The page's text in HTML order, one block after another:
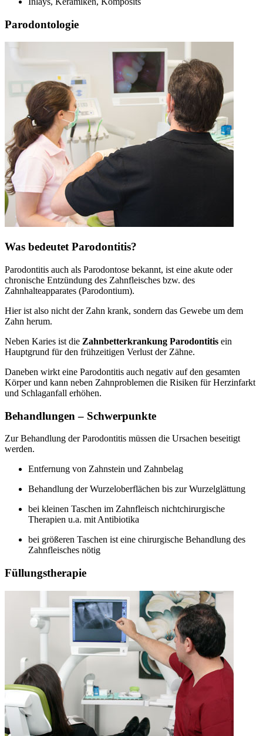
Parodontologie
Was bedeutet Parodontitis?
Parodontitis auch als Parodontose bekannt, ist eine akute oder
chronische Entzündung des Zahnfleisches bzw. des
Zahnhalteapparates (Parodontium).
Hier ist also nicht der Zahn krank, sondern das Gewebe um dem
Zahn herum.
Neben Karies ist die Zahnbetterkrankung Parodontitis ein
Hauptgrund für den frühzeitigen Verlust der Zähne.
Daneben wirkt eine Parodontitis auch negativ auf den gesamten
Körper und kann neben Zahnproblemen die Risiken für Herzinfarkt
und Schlaganfall erhöhen.
Behandlungen – Schwerpunkte
Zur Behandlung der Parodontitis müssen die Ursachen beseitigt
werden.
Entfernung von Zahnstein und Zahnbelag
Behandlung der Wurzeloberflächen bis zur Wurzelglättung
bei kleinen Taschen im Zahnfleisch nichtchirurgische
Therapien u.a. mit Antibiotika
bei größeren Taschen ist eine chirurgische Behandlung des
Zahnfleisches nötig
Füllungstherapie